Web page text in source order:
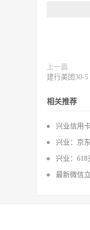
上一篇
建行美团30-5
相关推荐
兴业信用
兴业：京
兴业：618
最新微信